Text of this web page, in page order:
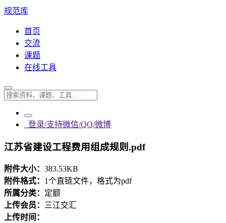
规范库
首页
交流
课题
在线工具
登录/支持微信/QQ/微博
江苏省建设工程费用组成规则.pdf
附件大小： 383.53KB
附件格式： 1个直链文件，格式为pdf
所属分类： 定额
上传会员： 三江交汇
上传时间：